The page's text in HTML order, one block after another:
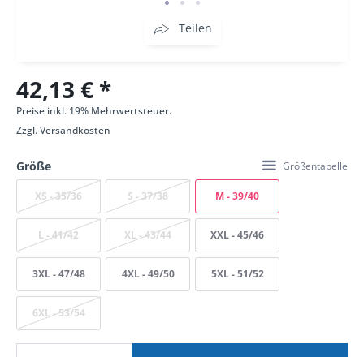
Teilen
42,13 € *
Preise inkl. 19% Mehrwertsteuer.
Zzgl.Versandkosten
Größe Größentabelle
XS - 35/36 S - 37/38 M - 39/40
L - 41/42 XL - 43/44 XXL - 45/46
3XL - 47/48 4XL - 49/50 5XL - 51/52
6XL - 53/54